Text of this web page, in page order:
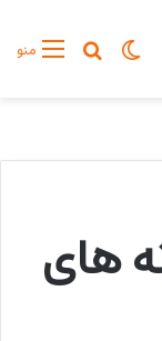
منوجستجو
تغییر پوسته
های